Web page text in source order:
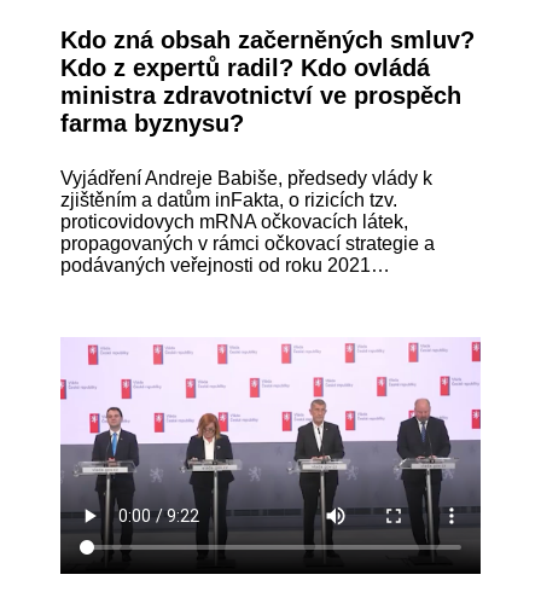
Kdo zná obsah začerněných smluv?
Kdo z expertů radil? Kdo ovládá
ministra zdravotnictví ve prospěch
farma byznysu?
Vyjádření Andreje Babiše, předsedy vlády k
zjištěním a datům inFakta, o rizicích tzv.
proticovidovych mRNA očkovacích látek,
propagovaných v rámci očkovací strategie a
podávaných veřejnosti od roku 2021…